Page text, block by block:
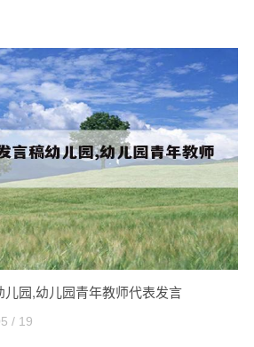
园,幼儿园青年教师代表发言
/ 19